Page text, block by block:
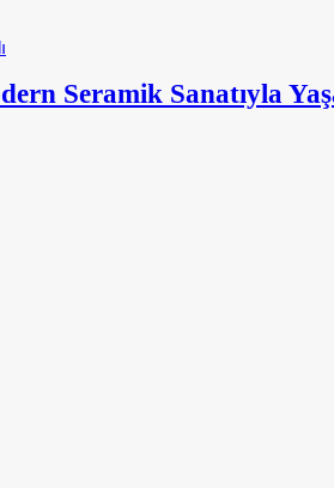
Seramik Sanatıyla